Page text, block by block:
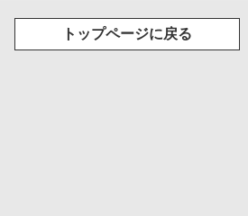
トップページに戻る